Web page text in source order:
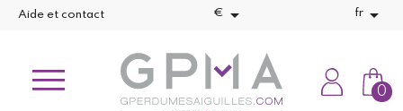
Aide et contact €  fr 
0